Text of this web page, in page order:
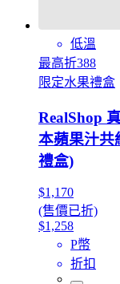
低溫
最高折388
限定水果禮盒
RealShop
本蘋果汁共
禮盒)
$1,170
(售價已折)
$1,258
P幣
折扣